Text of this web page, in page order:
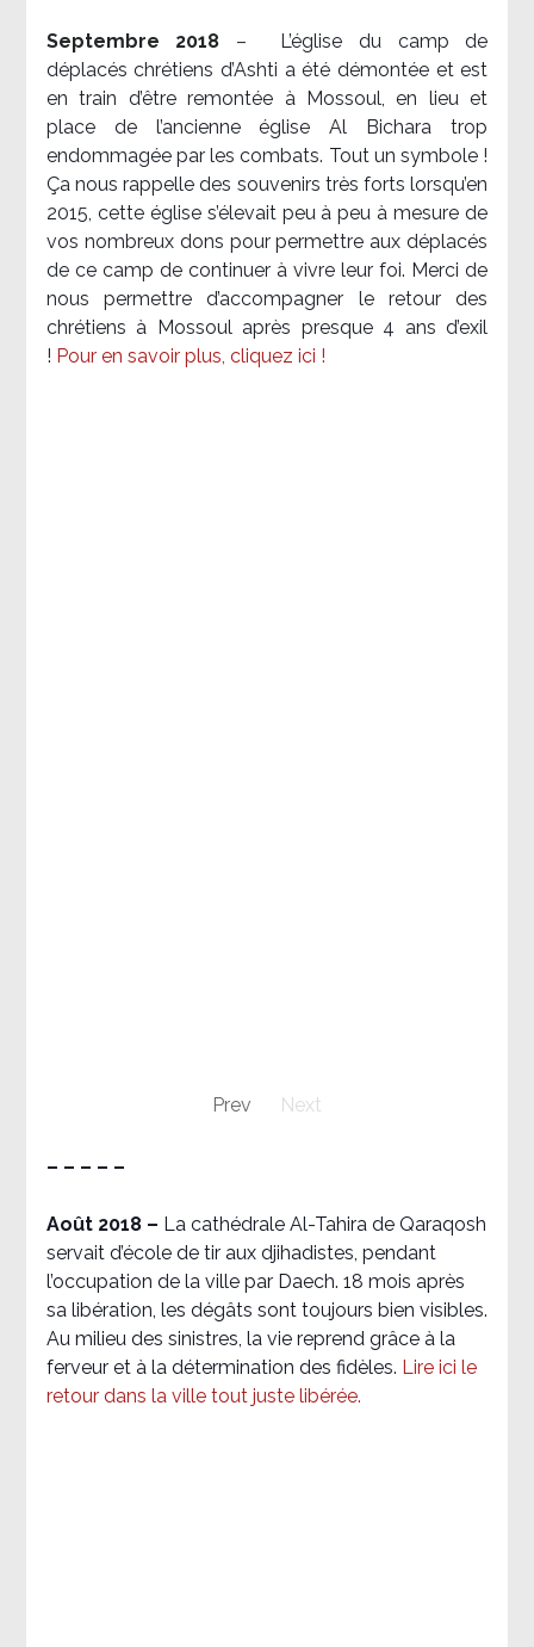
Septembre 2018 –
L’église du camp de
déplacés chrétiens d’Ashti a été démontée et est
en train d’être remontée à Mossoul, en lieu et
place de l’ancienne église Al Bichara trop
endommagée par les combats. Tout un symbole !
Ça nous rappelle des souvenirs très forts lorsqu’en
2015, cette église s’élevait peu à peu à mesure de
vos nombreux dons pour permettre aux déplacés
de ce camp de continuer à vivre leur foi. Merci de
nous permettre d’accompagner le retour des
chrétiens à Mossoul après presque 4 ans d’exil
! Pour en savoir plus, cliquez ici !
Prev Next
– – – – –
Août 2018 – La cathédrale Al-Tahira de Qaraqosh
servait d’école de tir aux djihadistes, pendant
l’occupation de la ville par Daech. 18 mois après
sa libération, les dégâts sont toujours bien visibles.
Au milieu des sinistres, la vie reprend grâce à la
ferveur et à la détermination des fidèles. Lire ici le
retour dans la ville tout juste libérée.